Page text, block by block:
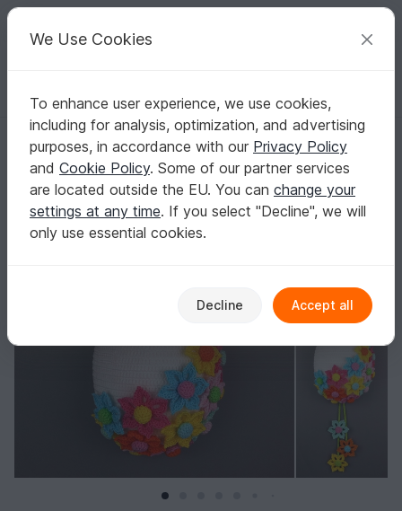
Your creative ideas
English | US $ (USD) Log in Register for free
Homepage Crochet Celebrations Easter
Easter egg door decoration with flowers - easy to make from yarn
Easter egg door decoration with flowers -
easy to make from yarn leftovers
We Use Cookies
To enhance user experience, we use cookies,
including for analysis, optimization, and advertising
purposes, in accordance with our Privacy Policy
and Cookie Policy. Some of our partner services
are located outside the EU. You can change your
settings at any time. If you select "Decline", we will
only use essential cookies.
Decline Accept all